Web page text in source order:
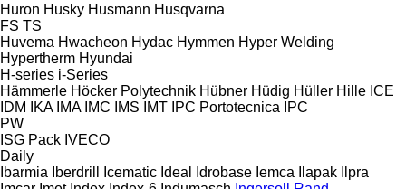
Huron Husky Husmann Husqvarna
FS TS
Huvema Hwacheon Hydac Hymmen Hyper Welding
Hypertherm Hyundai
H-series i-Series
Hämmerle Höcker Polytechnik Hübner Hüdig Hüller Hille ICE
IDM
IKA IMA IMC IMS IMT IPC Portotecnica
IPC
PW
ISG Pack IVECO
Daily
Ibarmia
Iberdrill Icematic Ideal Idrobase Iemca Ilapak
Ilpra